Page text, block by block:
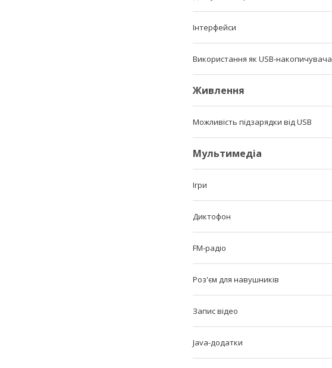
Інтерфейси
Використання як USB-накопичувача
Живлення
Можливість підзарядки від USB
Мультимедіа
Ігри
Диктофон
FM-радіо
Роз'єм для навушників
Запис відео
Java-додатки